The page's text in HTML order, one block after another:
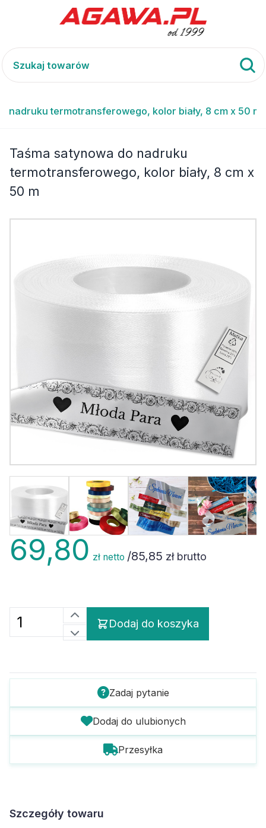
nadruku termotransferowego, kolor biały, 8 cm x 50 m
Taśma satynowa do nadruku
termotransferowego, kolor biały, 8 cm x
50 m
69,80 zł netto /85,85 zł brutto
Dodaj do koszyka
Zadaj pytanie
Dodaj do ulubionych
Przesyłka
Szczegóły towaru